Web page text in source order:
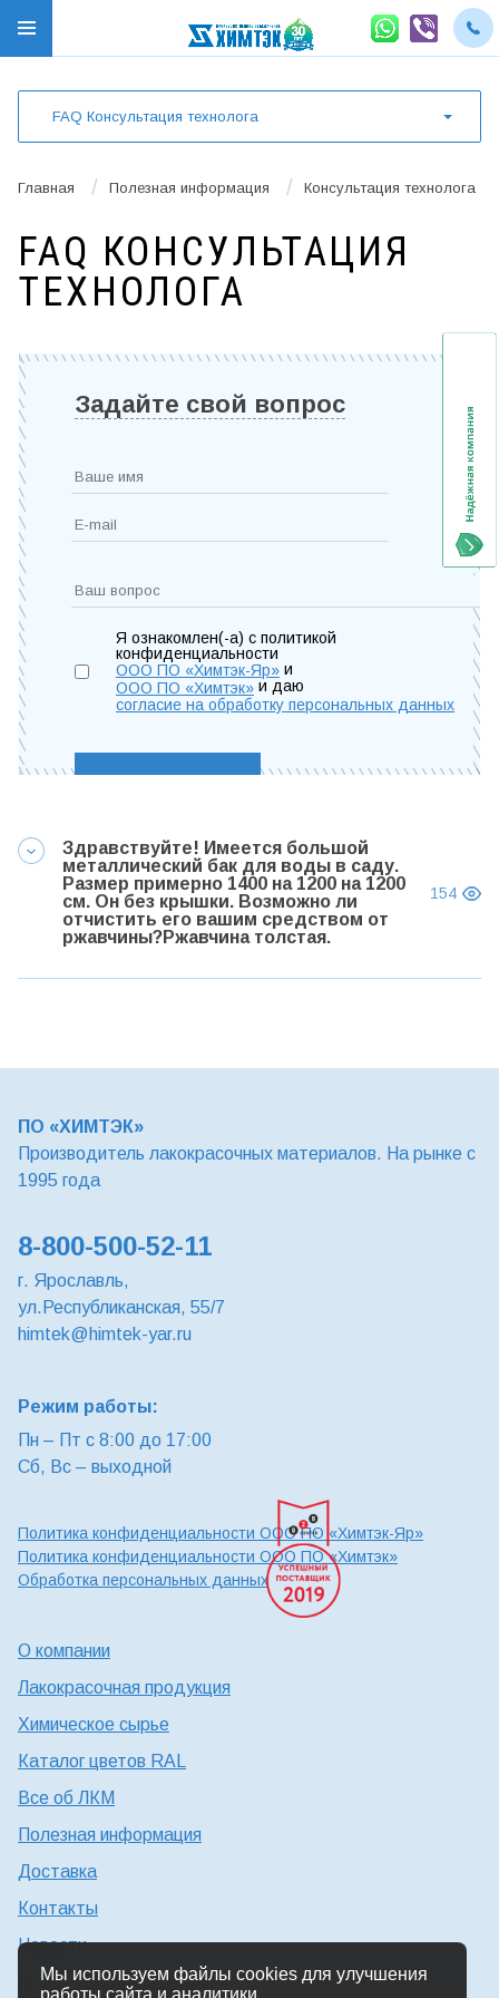
FAQ Консультация технолога
Главная / Полезная информация / Консультация технолога
FAQ КОНСУЛЬТАЦИЯ
ТЕХНОЛОГА
Задайте свой вопрос
Я ознакомлен(-а) с политикой
конфиденциальности
ООО ПО «Химтэк-Яр» и
ООО ПО «Химтэк» и даю
согласие на обработку персональных данных
Здравствуйте! Имеется большой
металлический бак для воды в саду.
Размер примерно 1400 на 1200 на 1200
см. Он без крышки. Возможно ли
отчистить его вашим средством от
ржавчины?Ржавчина толстая.
154
ПО «ХИМТЭК»
Производитель лакокрасочных материалов. На рынке с
1995 года
8-800-500-52-11
г. Ярославль,
ул.Республиканская, 55/7
himtek@himtek-yar.ru
Режим работы:
Пн – Пт с 8:00 до 17:00
Сб, Вс – выходной
Политика конфиденциальности ООО ПО «Химтэк-Яр»
Политика конфиденциальности ООО ПО «Химтэк»
Обработка персональных данных
О компании
Лакокрасочная продукция
Химическое сырье
Каталог цветов RAL
Все об ЛКМ
Полезная информация
Доставка
Контакты
Новости
Консультация технолога
Мы используем файлы cookies для улучшения
работы сайта и аналитики.